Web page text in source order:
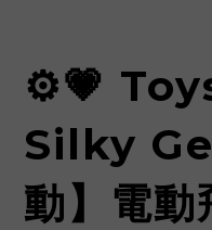
⚙️💗
Silky
動】電動